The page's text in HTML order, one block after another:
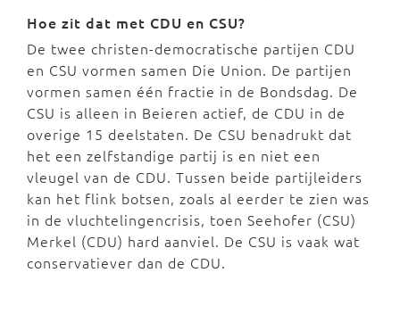
Hoe zit dat met CDU en CSU?
De twee christen-democratische partijen CDU
en CSU vormen samen Die Union. De partijen
vormen samen één fractie in de Bondsdag. De
CSU is alleen in Beieren actief, de CDU in de
overige 15 deelstaten. De CSU benadrukt dat
het een zelfstandige partij is en niet een
vleugel van de CDU. Tussen beide partijleiders
kan het flink botsen, zoals al eerder te zien was
in de vluchtelingencrisis, toen Seehofer (CSU)
Merkel (CDU) hard aanviel. De CSU is vaak wat
conservatiever dan de CDU.